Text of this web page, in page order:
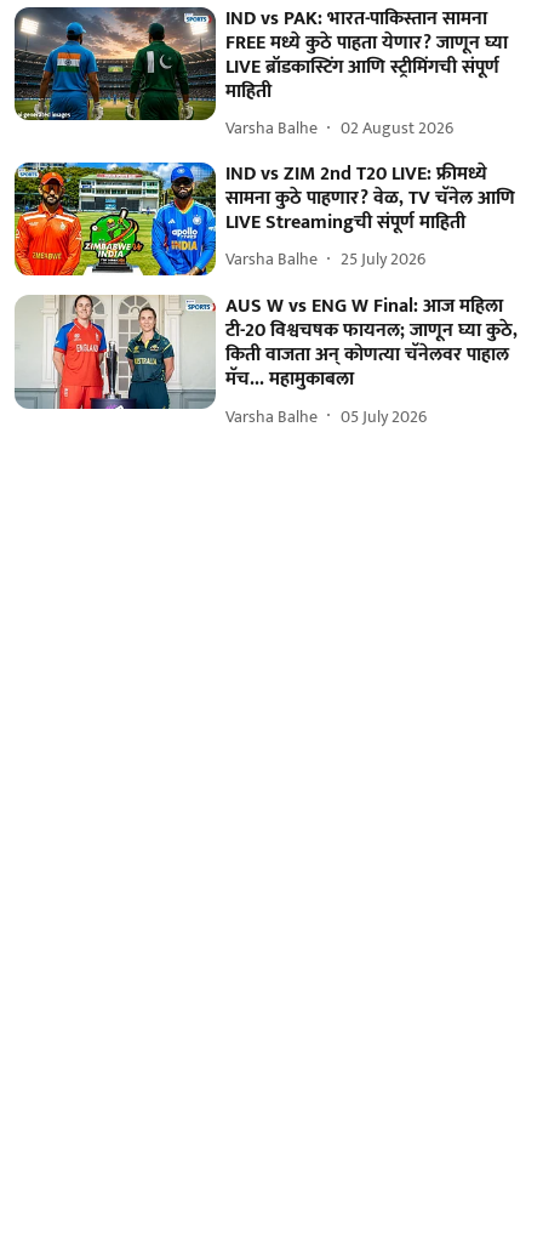
IND vs PAK: भारत-पाकिस्तान सामना
FREE मध्ये कुठे पाहता येणार? जाणून घ्या
LIVE ब्रॉडकास्टिंग आणि स्ट्रीमिंगची संपूर्ण
माहिती
Varsha Balhe 02 August 2026
IND vs ZIM 2nd T20 LIVE: फ्रीमध्ये
सामना कुठे पाहणार? वेळ, TV चॅनेल आणि
LIVE Streamingची संपूर्ण माहिती
Varsha Balhe 25 July 2026
AUS W vs ENG W Final: आज महिला
टी-20 विश्वचषक फायनल; जाणून घ्या कुठे,
किती वाजता अन् कोणत्या चॅनेलवर पाहाल
मॅच... महामुकाबला
Varsha Balhe 05 July 2026